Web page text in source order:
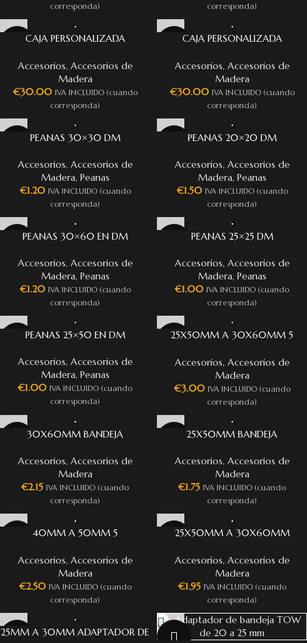
corresponda)
corresponda)
CAJA PERSONALIZADA
Accesorios, Accesorios de
Madera
€30.00 IVA INCLUIDO (cuando
corresponda)
CAJA PERSONALIZADA
Accesorios, Accesorios de
Madera
€30.00 IVA INCLUIDO (cuando
corresponda)
PEANAS 30×30 DM
Accesorios, Accesorios de
Madera, Peanas
€1.20 IVA INCLUIDO (cuando
corresponda)
PEANAS 20×20 DM
Accesorios, Accesorios de
Madera, Peanas
€1.50 IVA INCLUIDO (cuando
corresponda)
PEANAS 30×60 EN DM
Accesorios, Accesorios de
Madera, Peanas
€1.20 IVA INCLUIDO (cuando
corresponda)
PEANAS 25×25 DM
Accesorios, Accesorios de
Madera, Peanas
€1.00 IVA INCLUIDO (cuando
corresponda)
PEANAS 25×50 EN DM
Accesorios, Accesorios de
Madera, Peanas
€1.00 IVA INCLUIDO (cuando
corresponda)
25X50MM A 30X60MM 5
Accesorios, Accesorios de
Madera
€3.00 IVA INCLUIDO (cuando
corresponda)
30X60MM BANDEJA
TOW
Accesorios, Accesorios de
Madera
€2.15 IVA INCLUIDO (cuando
corresponda)
25X50MM BANDEJA
TOW
Accesorios, Accesorios de
Madera
€1.75 IVA INCLUIDO (cuando
corresponda)
40MM A 50MM 5
Accesorios, Accesorios de
Madera
€2.50 IVA INCLUIDO (cuando
corresponda)
25X50MM A 30X60MM
FORMACIÓN DE LANZA PARA
TOW
Accesorios, Accesorios de
Madera
€1.95 IVA INCLUIDO (cuando
corresponda)
25MM A 30MM ADAPTADOR DE